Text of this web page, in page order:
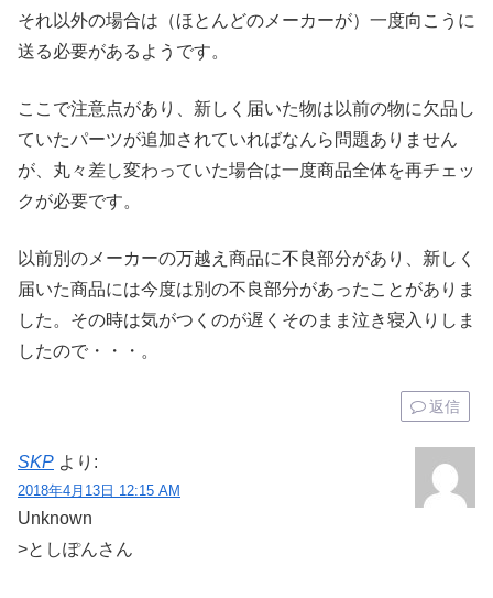
それ以外の場合は（ほとんどのメーカーが）一度向こうに
送る必要があるようです。
ここで注意点があり、新しく届いた物は以前の物に欠品し
ていたパーツが追加されていればなんら問題ありません
が、丸々差し変わっていた場合は一度商品全体を再チェッ
クが必要です。
以前別のメーカーの万越え商品に不良部分があり、新しく
届いた商品には今度は別の不良部分があったことがありま
した。その時は気がつくのが遅くそのまま泣き寝入りしま
したので・・・。
返信
SKP より:
2018年4月13日 12:15 AM
Unknown
>としぽんさん